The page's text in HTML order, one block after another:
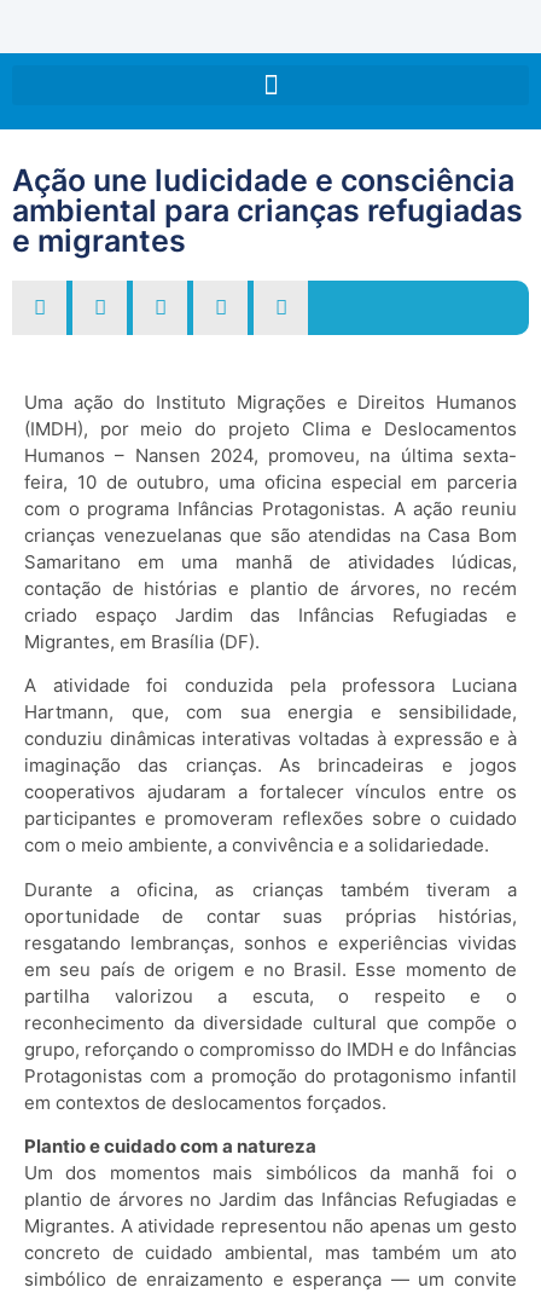
Ação une ludicidade e consciência
ambiental para crianças refugiadas
e migrantes
Uma ação do Instituto Migrações e Direitos Humanos
(IMDH), por meio do projeto Clima e Deslocamentos
Humanos – Nansen 2024, promoveu, na última sexta-
feira, 10 de outubro, uma oficina especial em parceria
com o programa Infâncias Protagonistas. A ação reuniu
crianças venezuelanas que são atendidas na Casa Bom
Samaritano em uma manhã de atividades lúdicas,
contação de histórias e plantio de árvores, no recém
criado espaço Jardim das Infâncias Refugiadas e
Migrantes, em Brasília (DF).
A atividade foi conduzida pela professora Luciana
Hartmann, que, com sua energia e sensibilidade,
conduziu dinâmicas interativas voltadas à expressão e à
imaginação das crianças. As brincadeiras e jogos
cooperativos ajudaram a fortalecer vínculos entre os
participantes e promoveram reflexões sobre o cuidado
com o meio ambiente, a convivência e a solidariedade.
Durante a oficina, as crianças também tiveram a
oportunidade de contar suas próprias histórias,
resgatando lembranças, sonhos e experiências vividas
em seu país de origem e no Brasil. Esse momento de
partilha valorizou a escuta, o respeito e o
reconhecimento da diversidade cultural que compõe o
grupo, reforçando o compromisso do IMDH e do Infâncias
Protagonistas com a promoção do protagonismo infantil
em contextos de deslocamentos forçados.
Plantio e cuidado com a natureza
Um dos momentos mais simbólicos da manhã foi o
plantio de árvores no Jardim das Infâncias Refugiadas e
Migrantes. A atividade representou não apenas um gesto
concreto de cuidado ambiental, mas também um ato
simbólico de enraizamento e esperança — um convite